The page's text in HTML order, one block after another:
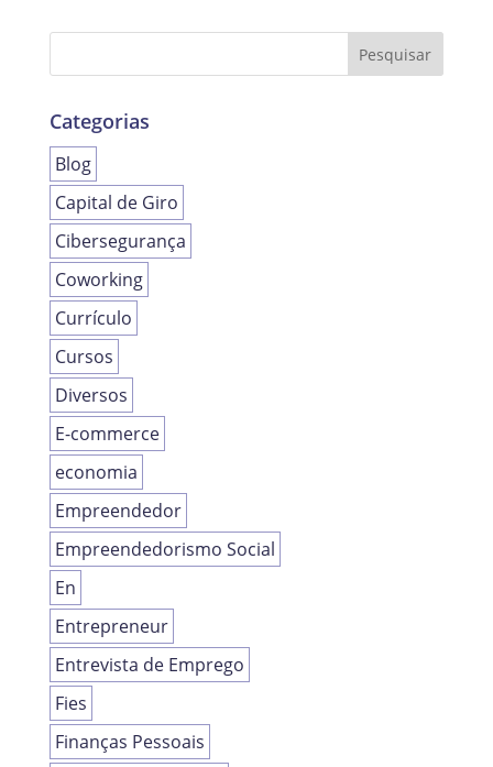
Categorias
Blog
Capital de Giro
Cibersegurança
Coworking
Currículo
Cursos
Diversos
E-commerce
economia
Empreendedor
Empreendedorismo Social
En
Entrepreneur
Entrevista de Emprego
Fies
Finanças Pessoais